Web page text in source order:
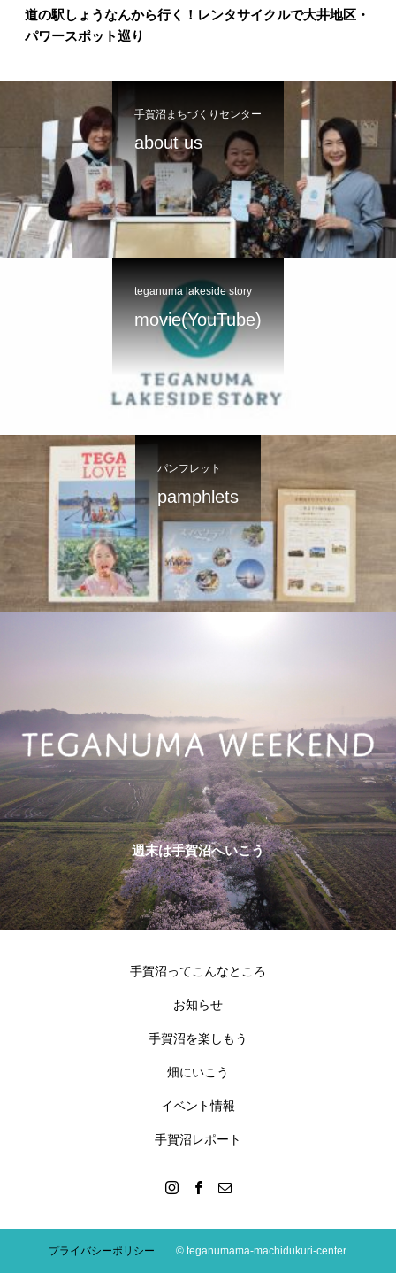
道の駅しょうなんから行く！レンタサイクルで大井地区・
パワースポット巡り
手賀沼まちづくりセンター
about us
teganuma lakeside story
movie(YouTube)
パンフレット
pamphlets
週末は手賀沼へいこう
手賀沼ってこんなところ
お知らせ
手賀沼を楽しもう
畑にいこう
イベント情報
手賀沼レポート
プライバシーポリシー © teganumama-machidukuri-center.